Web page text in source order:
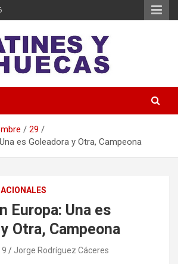
29
es Goleadora y Otra, Campeona
Europa: Una es
Otra, Campeona
Jorge Rodríguez Cáceres